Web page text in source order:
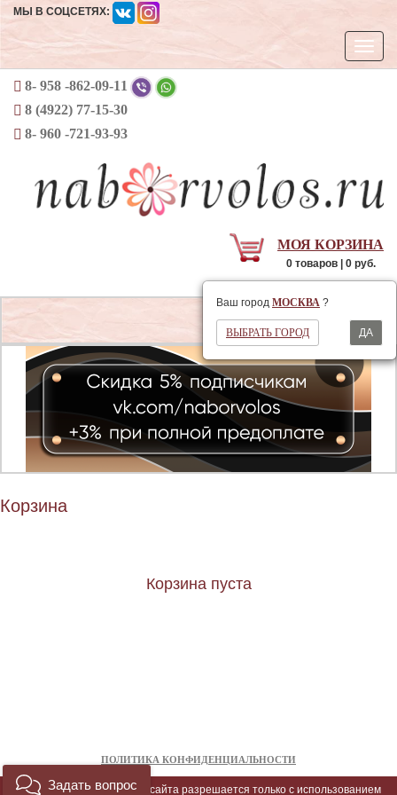
МЫ В СОЦСЕТЯХ:
8- 958 -862-09-11
8 (4922) 77-15-30
8- 960 -721-93-93
МОЯ КОРЗИНА
0 товаров | 0 руб.
Ваш город МОСКВА ?
ВЫБРАТЬ ГОРОД ДА
Открыть
Корзина
Корзина пуста
ПОЛИТИКА КОНФИДЕНЦИАЛЬНОСТИ
Копирование материалов сайта разрешается только с использованием
Задать вопрос